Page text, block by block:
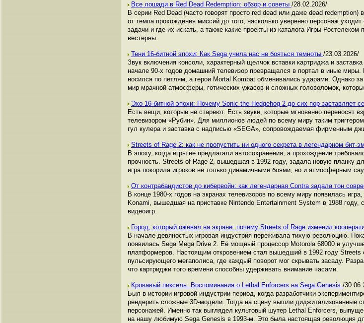
Все лошади в Red Dead Redemption: обзор и советы /28.02.2026/
В серии Red Dead (часто говорят просто red dead или даже dead
от темпа прохождения миссий до того, насколько уверенно персонаж
задачи и где их искать, а также какие проекты из каталога Игры
вестерны.
Тени 16-битной эпохи: Как Sega учила нас не бояться темноты /23.03.2026/
Звук включения консоли, характерный щелчок вставки картриджа и
начале 90-х годов домашний телевизор превращался в портал в иные
носился по петлям, а герои Mortal Kombat обменивались ударами. Однако
мир мрачной атмосферы, готических ужасов и сложных головоломок,
Эхо 16-битной эпохи: Почему Sonic the Hedgehog 2 до сих пор заставляет
Есть вещи, которые не стареют. Есть звуки, которые мгновенно переносят
телевизором «Рубин». Для миллионов людей по всему миру таким
гул кулера и заставка с надписью «SEGA», сопровождаемая фирменным
Streets of Rage 2: как не пропустить ни одного секрета в легендарном бит-
В эпоху, когда игры не предлагали автосохранения, а прохождение
прочность. Streets of Rage 2, вышедшая в 1992 году, задала новую планку
игра покорила игроков не только динамичными боями, но и атмосферным
От контрабандистов до кибервойн: как легендарная Contra задала тон
В конце 1980-х годов на экранах телевизоров по всему миру появилась
Konami, вышедшая на приставке Nintendo Entertainment System в 1988
видеоигр.
Город, который оживал на экране: почему Streets of Rage изменил
В начале девяностых игровая индустрия переживала тихую революцию.
появилась Sega Mega Drive 2. Её мощный процессор Motorola 68000 и
платформеров. Настоящим откровением стал вышедший в 1992 году
пульсирующего мегаполиса, где каждый поворот мог скрывать засаду.
что картриджи того времени способны удерживать внимание часами.
Кровавый пиксель: Воспоминания о Lethal Enforcers на Sega Genesis /
Был в истории игровой индустрии период, когда разработчики
рендерить сложные 3D-модели. Тогда на сцену вышли диджитализованные
персонажей. Именно так выглядел культовый шутер Lethal Enforcers,
на нашу любимую Sega Genesis в 1993-м. Это была настоящая революция